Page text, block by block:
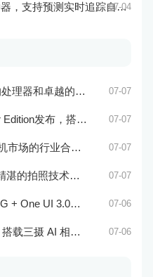
支持预测实时追踪自动对焦07-04
和卓越的音频效果 07-07
的摄像头和高效的处理器 07-07
行业合作与共赢 07-07
照技术和处理器 07-07
处理器和一亿像素主摄像头 07-06
机和超大电池容量 07-06